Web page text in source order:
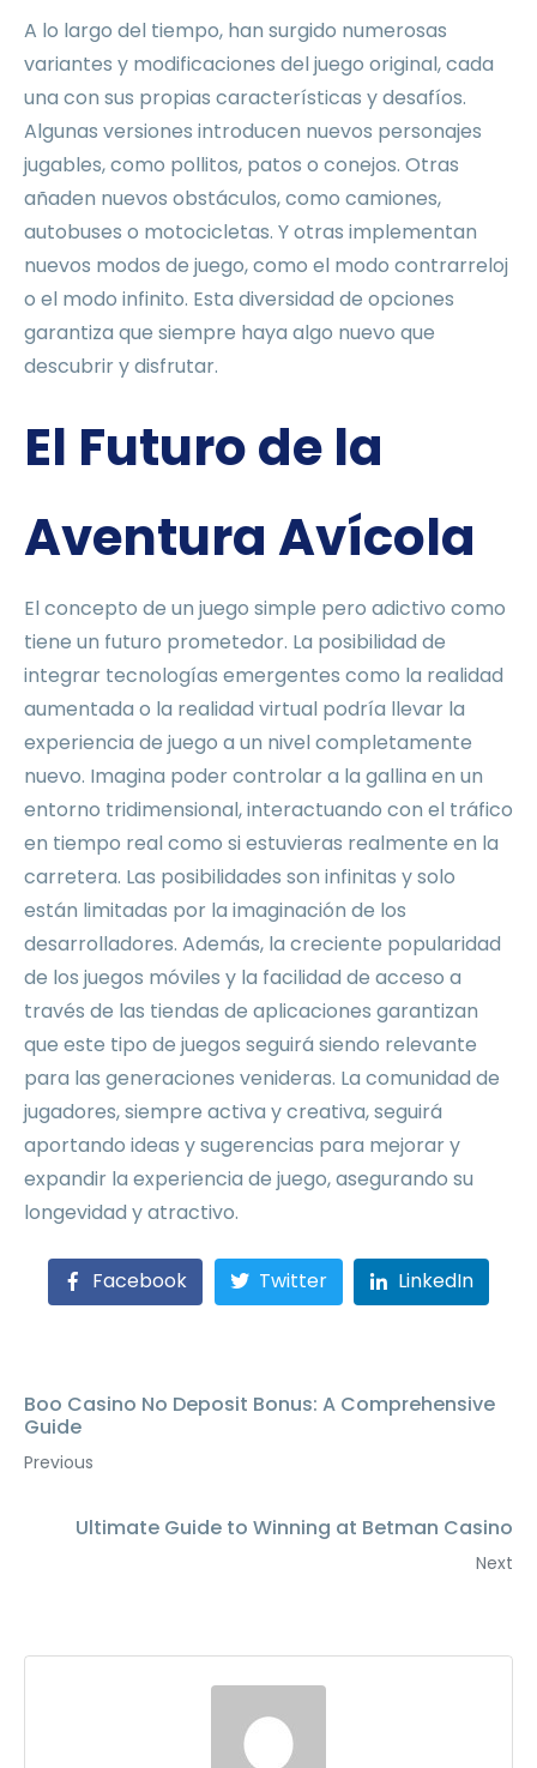
A lo largo del tiempo, han surgido numerosas
variantes y modificaciones del juego original, cada
una con sus propias características y desafíos.
Algunas versiones introducen nuevos personajes
jugables, como pollitos, patos o conejos. Otras
añaden nuevos obstáculos, como camiones,
autobuses o motocicletas. Y otras implementan
nuevos modos de juego, como el modo contrarreloj
o el modo infinito. Esta diversidad de opciones
garantiza que siempre haya algo nuevo que
descubrir y disfrutar.
El Futuro de la
Aventura Avícola
El concepto de un juego simple pero adictivo como
tiene un futuro prometedor. La posibilidad de
integrar tecnologías emergentes como la realidad
aumentada o la realidad virtual podría llevar la
experiencia de juego a un nivel completamente
nuevo. Imagina poder controlar a la gallina en un
entorno tridimensional, interactuando con el tráfico
en tiempo real como si estuvieras realmente en la
carretera. Las posibilidades son infinitas y solo
están limitadas por la imaginación de los
desarrolladores. Además, la creciente popularidad
de los juegos móviles y la facilidad de acceso a
través de las tiendas de aplicaciones garantizan
que este tipo de juegos seguirá siendo relevante
para las generaciones venideras. La comunidad de
jugadores, siempre activa y creativa, seguirá
aportando ideas y sugerencias para mejorar y
expandir la experiencia de juego, asegurando su
longevidad y atractivo.
Facebook Twitter LinkedIn
Boo Casino No Deposit Bonus: A Comprehensive
Guide
Previous
Ultimate Guide to Winning at Betman Casino
Next